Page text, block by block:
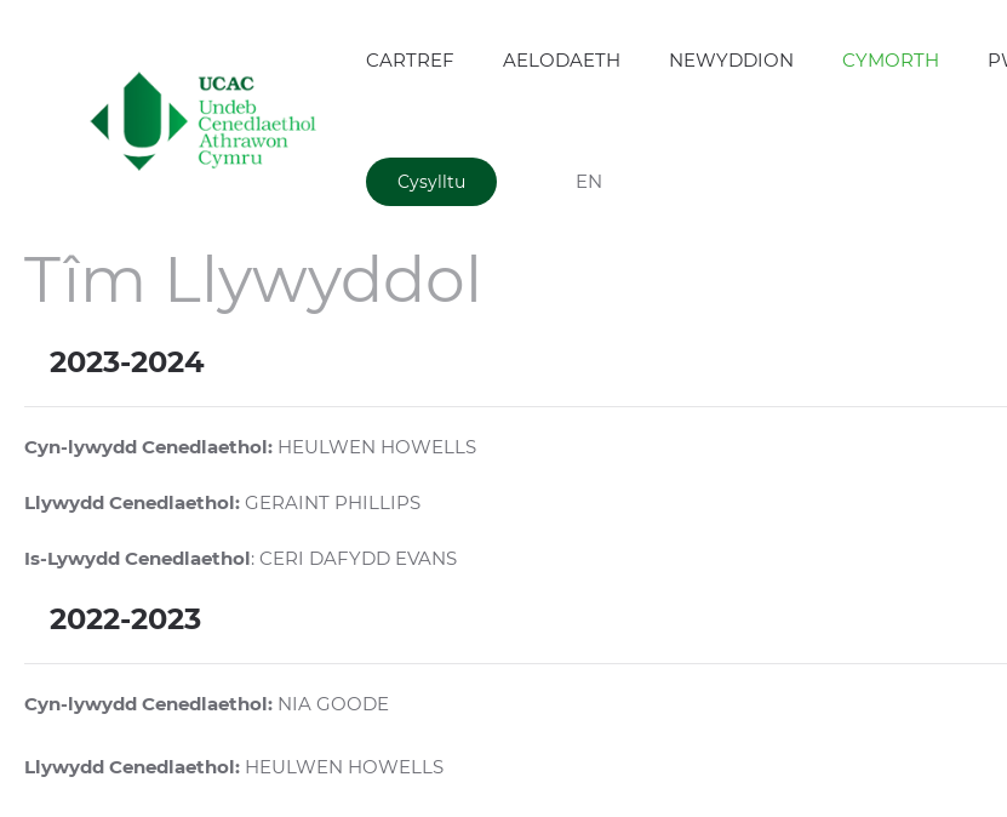
CARTREF AELODAETH NEWYDDION CYMORTH
Cysylltu EN
Tîm Llywyddol
2023-2024
Cyn-lywydd Cenedlaethol: HEULWEN HOWELLS
Llywydd Cenedlaethol: GERAINT PHILLIPS
Is-Lywydd Cenedlaethol: CERI DAFYDD EVANS
2022-2023
Cyn-lywydd Cenedlaethol: NIA GOODE
Llywydd Cenedlaethol: HEULWEN HOWELLS